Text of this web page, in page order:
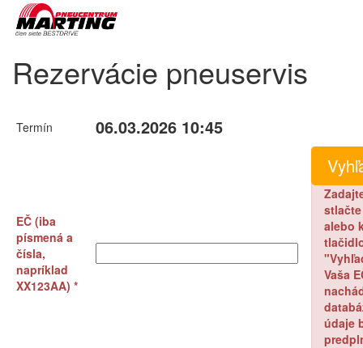
Rezervácie pneuservis
Termín 06.03.2026 10:45
EČ (iba
písmená a
čísla,
napríklad
XX123AA) *
stlačte
alebo
Vaša
údaje